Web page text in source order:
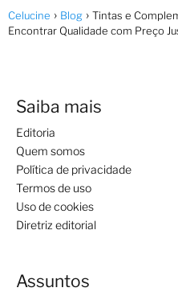
Celucine Blog
Tintas e
Encontrar Qualidade com Preço
Saiba mais
Editoria
Quem somos
Política de privacidade
Termos de uso
Uso de cookies
Diretriz editorial
Assuntos